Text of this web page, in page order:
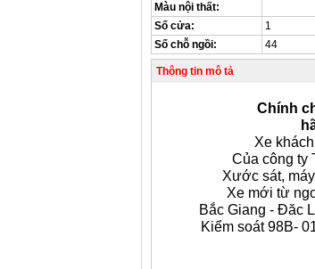
Màu nội thất:
Số cửa:
1
Số chỗ ngồi:
44
Thông tin mô tả
Chính
Xe
Của công ty
Xước sát,
Xe mới từ
Bắc Giang - Đăc
Kiểm soát 98B-